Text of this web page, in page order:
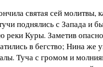
святая сей молитвы,
поднялись с Запада и
реки Куры. Заметив
в бегство; Нина же
Туча с громом и